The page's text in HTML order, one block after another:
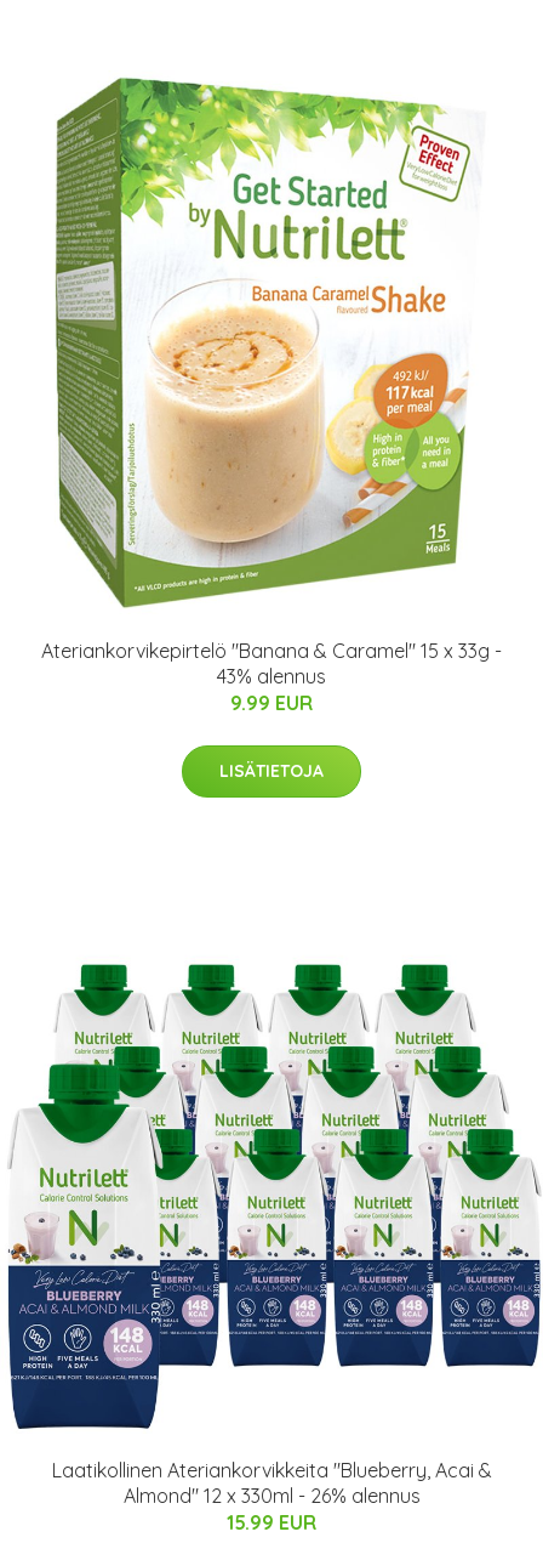
Ateriankorvikepirtelö "Banana & Caramel" 15 x 33g -
43% alennus
9.99 EUR
LISÄTIETOJA
Laatikollinen Ateriankorvikkeita "Blueberry, Acai &
Almond" 12 x 330ml - 26% alennus
15.99 EUR